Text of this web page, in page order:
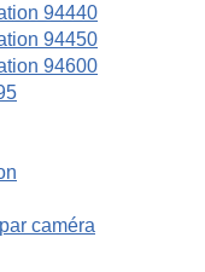
94440
94450
94600
caméra